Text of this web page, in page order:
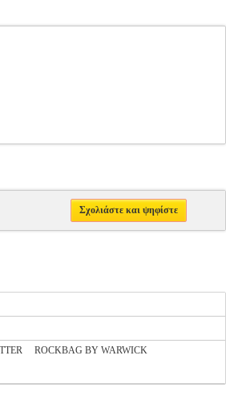
Σχολιάστε και ψηφίστε
ROCKBAG BY WARWICK